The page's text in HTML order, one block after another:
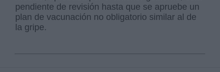
pendiente de revisión hasta que se apruebe un
plan de vacunación no obligatorio similar al de
la gripe.